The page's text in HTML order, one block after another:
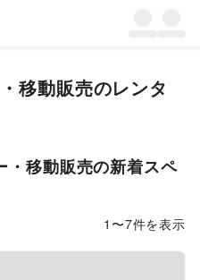
移動販売のレンタ
・移動販売の新着スペ
1 〜7件を表示